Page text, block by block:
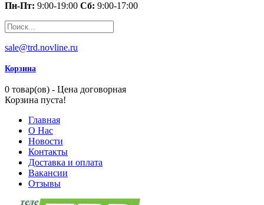
Пн-Пт: 9:00-19:00 Сб: 9:00-17:00
sale@trd.novline.ru
Корзина
0 товар(ов) - Цена договорная
Корзина пуста!
Главная
О Нас
Новости
Контакты
Доставка и оплата
Вакансии
Отзывы